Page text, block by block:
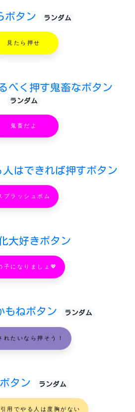
ボタン ランダム
見たら押せ
べく押す鬼畜なボタン
ランダム
鬼畜だよ
人はできれば押すボタン
プラッシュボム
大好きボタン
子になりましょ💖
もねボタン ランダム
れたいなら押そう！
タン ランダム
用でやる人は度胸がない